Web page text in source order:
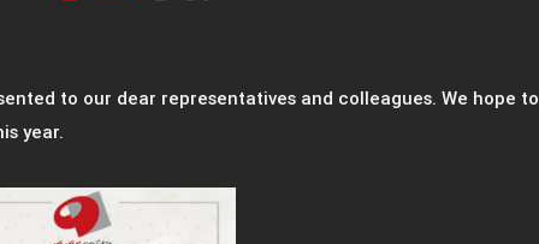
to our dear representatives and colleagues. We hope to
year.